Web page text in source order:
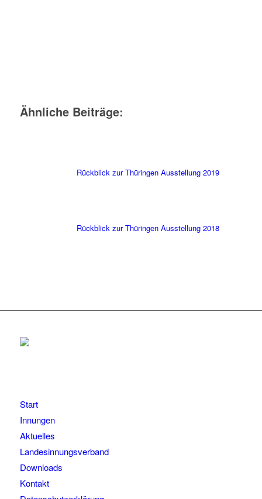
Ähnliche Beiträge:
Rückblick zur Thüringen Ausstellung 2019
Rückblick zur Thüringen Ausstellung 2018
Start
Innungen
Aktuelles
Landesinnungsverband
Downloads
Kontakt